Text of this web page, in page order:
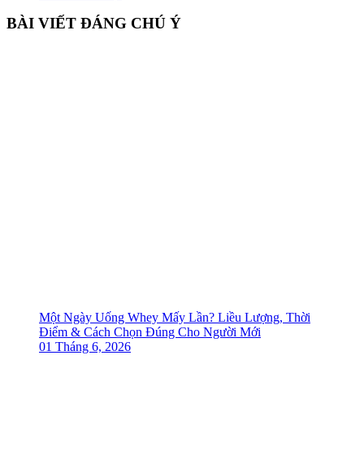
BÀI VIẾT ĐÁNG CHÚ Ý
Một Ngày Uống Whey Mấy Lần? Liều Lượng, Thời
Điểm & Cách Chọn Đúng Cho Người Mới
01 Tháng 6, 2026